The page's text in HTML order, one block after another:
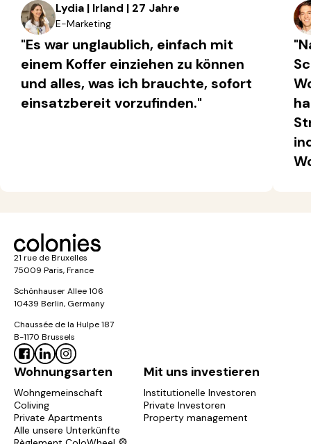
Lydia | Irland | 27 Jahre
E-Marketing
"Es war unglaublich, einfach mit
einem Koffer einziehen zu können
und alles, was ich brauchte, sofort
einsatzbereit vorzufinden."
21 rue de Bruxelles
75009 Paris, France
Schönhauser Allee 106
10439 Berlin, Germany
Chaussée de la Hulpe 187
B-1170 Brussels
Wohnungsarten
Wohngemeinschaft
Coliving
Private Apartments
Alle unsere Unterkünfte
Mit uns investieren
Institutionelle Investoren
Private Investoren
Property management